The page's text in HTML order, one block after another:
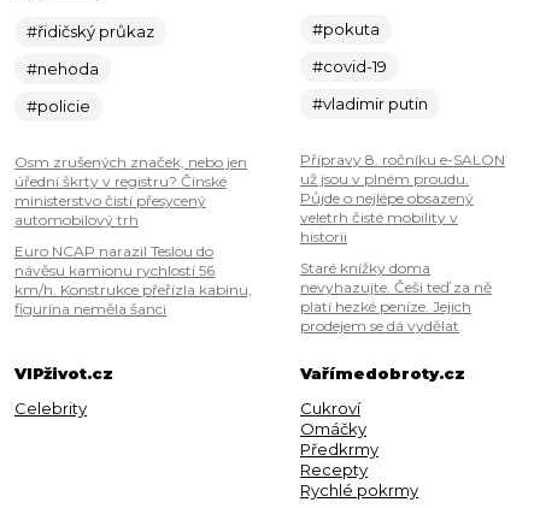
#řidičský průkaz
#nehoda
#policie
Osm zrušených značek, nebo jen
úřední škrty v registru? Čínské
ministerstvo čistí přesycený
automobilový trh
Euro NCAP narazil Teslou do
návěsu kamionu rychlostí 56
km/h. Konstrukce přeřízla kabinu,
figurína neměla šanci
#pokuta
#covid-19
#vladimir putin
Přípravy 8. ročníku e-SALON
už jsou v plném proudu.
Půjde o nejlépe obsazený
veletrh čisté mobility v
historii
Staré knížky doma
nevyhazujte. Češi teď za ně
platí hezké peníze. Jejich
prodejem se dá vydělat
VIPživot.cz
Celebrity
Vařímedobroty.cz
Cukroví
Omáčky
Předkrmy
Recepty
Rychlé pokrmy